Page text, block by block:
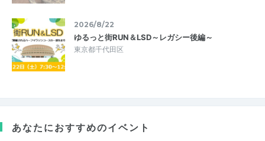
2026/8/22
ゆるっと街RUN＆LSD～レガシー後編～
東京都千代田区
あなたにおすすめのイベント